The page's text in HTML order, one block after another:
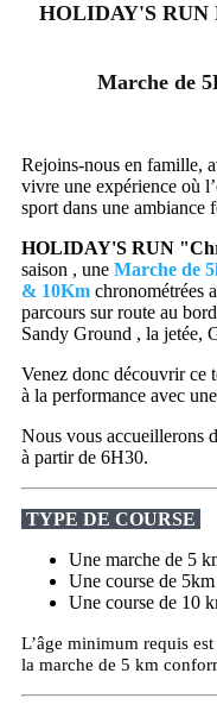
HOLIDAY'S RUN
Marche de
Rejoins-nous en famille,
vivre une expérience où
sport dans une ambiance
HOLIDAY'S RUN
saison , une Marche de
& 10Km chronométrées
parcours sur route au
Sandy Ground , la jetée,
Venez donc découvrir ce
à la performance avec
Nous vous accueillerons
à partir de 6H30.
TYPE DE COURSE
Une marche de 5
Une course de 5km
Une course de 10
L’âge minimum requis
la marche de 5 km